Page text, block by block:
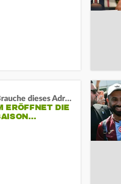
Uwe Rösler: "Brauche dieses Adrenalin"
ERÖFFNET DIE